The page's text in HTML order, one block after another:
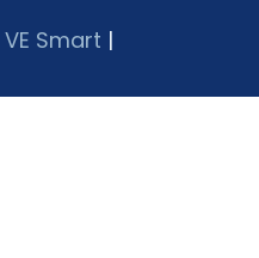
VE Smart |